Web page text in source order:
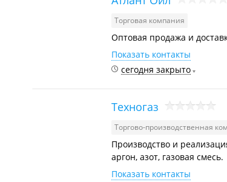
Торговая компания
Оптовая продажа и
Показать контакты
сегодня закрыто
Техногаз
Торгово-производственная
Производство и
аргон, азот, газовая смесь.
Показать контакты